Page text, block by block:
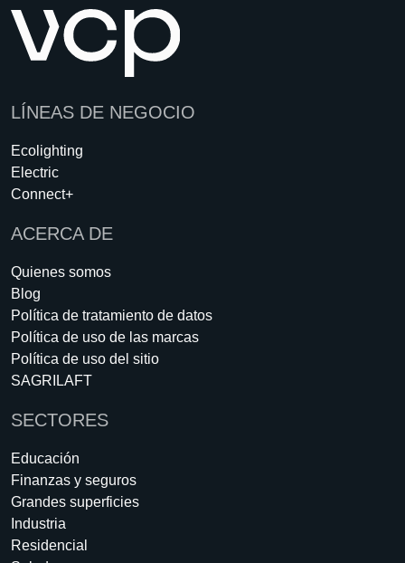
LÍNEAS DE NEGOCIO
Ecolighting
Electric
Connect+
ACERCA DE
Quienes somos
Blog
Política de tratamiento de datos
Política de uso de las marcas
Política de uso del sitio
SAGRILAFT
SECTORES
Educación
Finanzas y seguros
Grandes superficies
Industria
Residencial